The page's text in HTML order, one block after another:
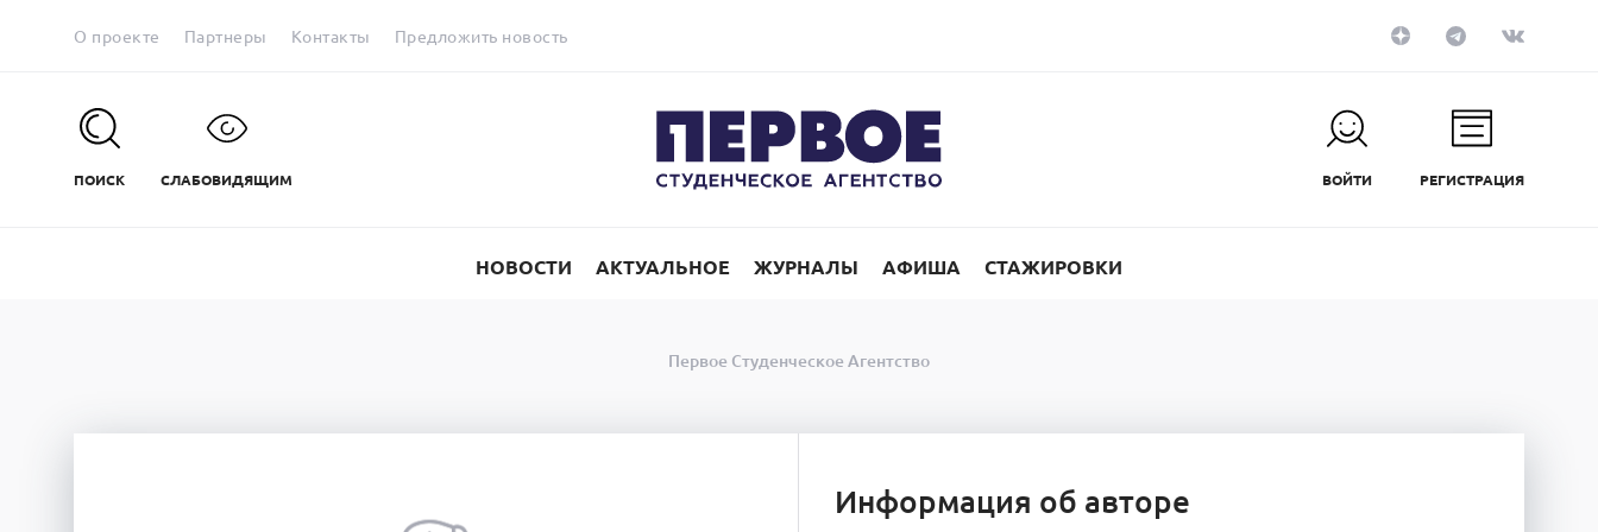
О проекте Партнеры Контакты Предложить новость
ПОИСК СЛАБОВИДЯЩИМ ВОЙТИ РЕГИСТРАЦИЯ
НОВОСТИ АКТУАЛЬНОЕ ЖУРНАЛЫ АФИША СТАЖИРОВКИ
Первое Студенческое Агентство
Информация об авторе